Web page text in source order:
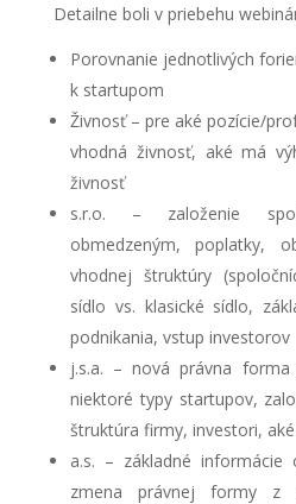
Detailne boli v priebehu
Porovnanie jednotlivých
k startupom
Živnosť – pre aké pozície/
vhodná živnosť, aké má
živnosť
s.r.o. – založenie
obmedzeným, poplatky,
vhodnej štruktúry
sídlo vs. klasické sídlo,
podnikania, vstup investorov
j.s.a. – nová právna forma
niektoré typy startupov,
štruktúra firmy, investori,
a.s. – základné informácie
zmena právnej formy z